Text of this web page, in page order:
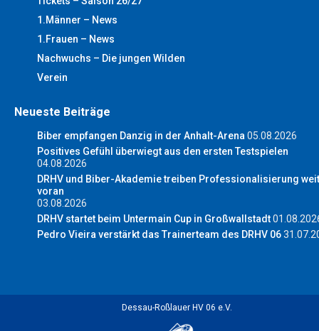
1.Männer – News
1.Frauen – News
Nachwuchs – Die jungen Wilden
Verein
Neueste Beiträge
Biber empfangen Danzig in der Anhalt-Arena 05.08.2026
Positives Gefühl überwiegt aus den ersten Testspielen
04.08.2026
DRHV und Biber-Akademie treiben Professionalisierung
voran
03.08.2026
DRHV startet beim Untermain Cup in Großwallstadt
Pedro Vieira verstärkt das Trainerteam des DRHV 06
Dessau-Roßlauer HV 06 e.V.